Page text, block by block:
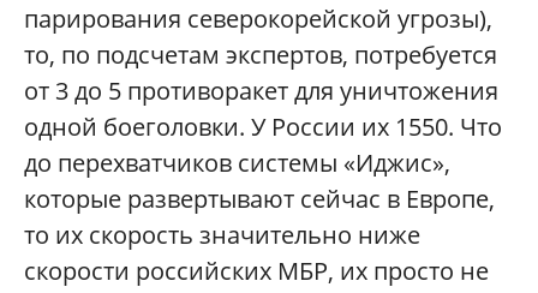
парирования северокорейской угрозы),
то, по подсчетам экспертов, потребуется
от 3 до 5 противоракет для уничтожения
одной боеголовки. У России их 1550. Что
до перехватчиков системы «Иджис»,
которые развертывают сейчас в Европе,
то их скорость значительно ниже
скорости российских МБР, их просто не